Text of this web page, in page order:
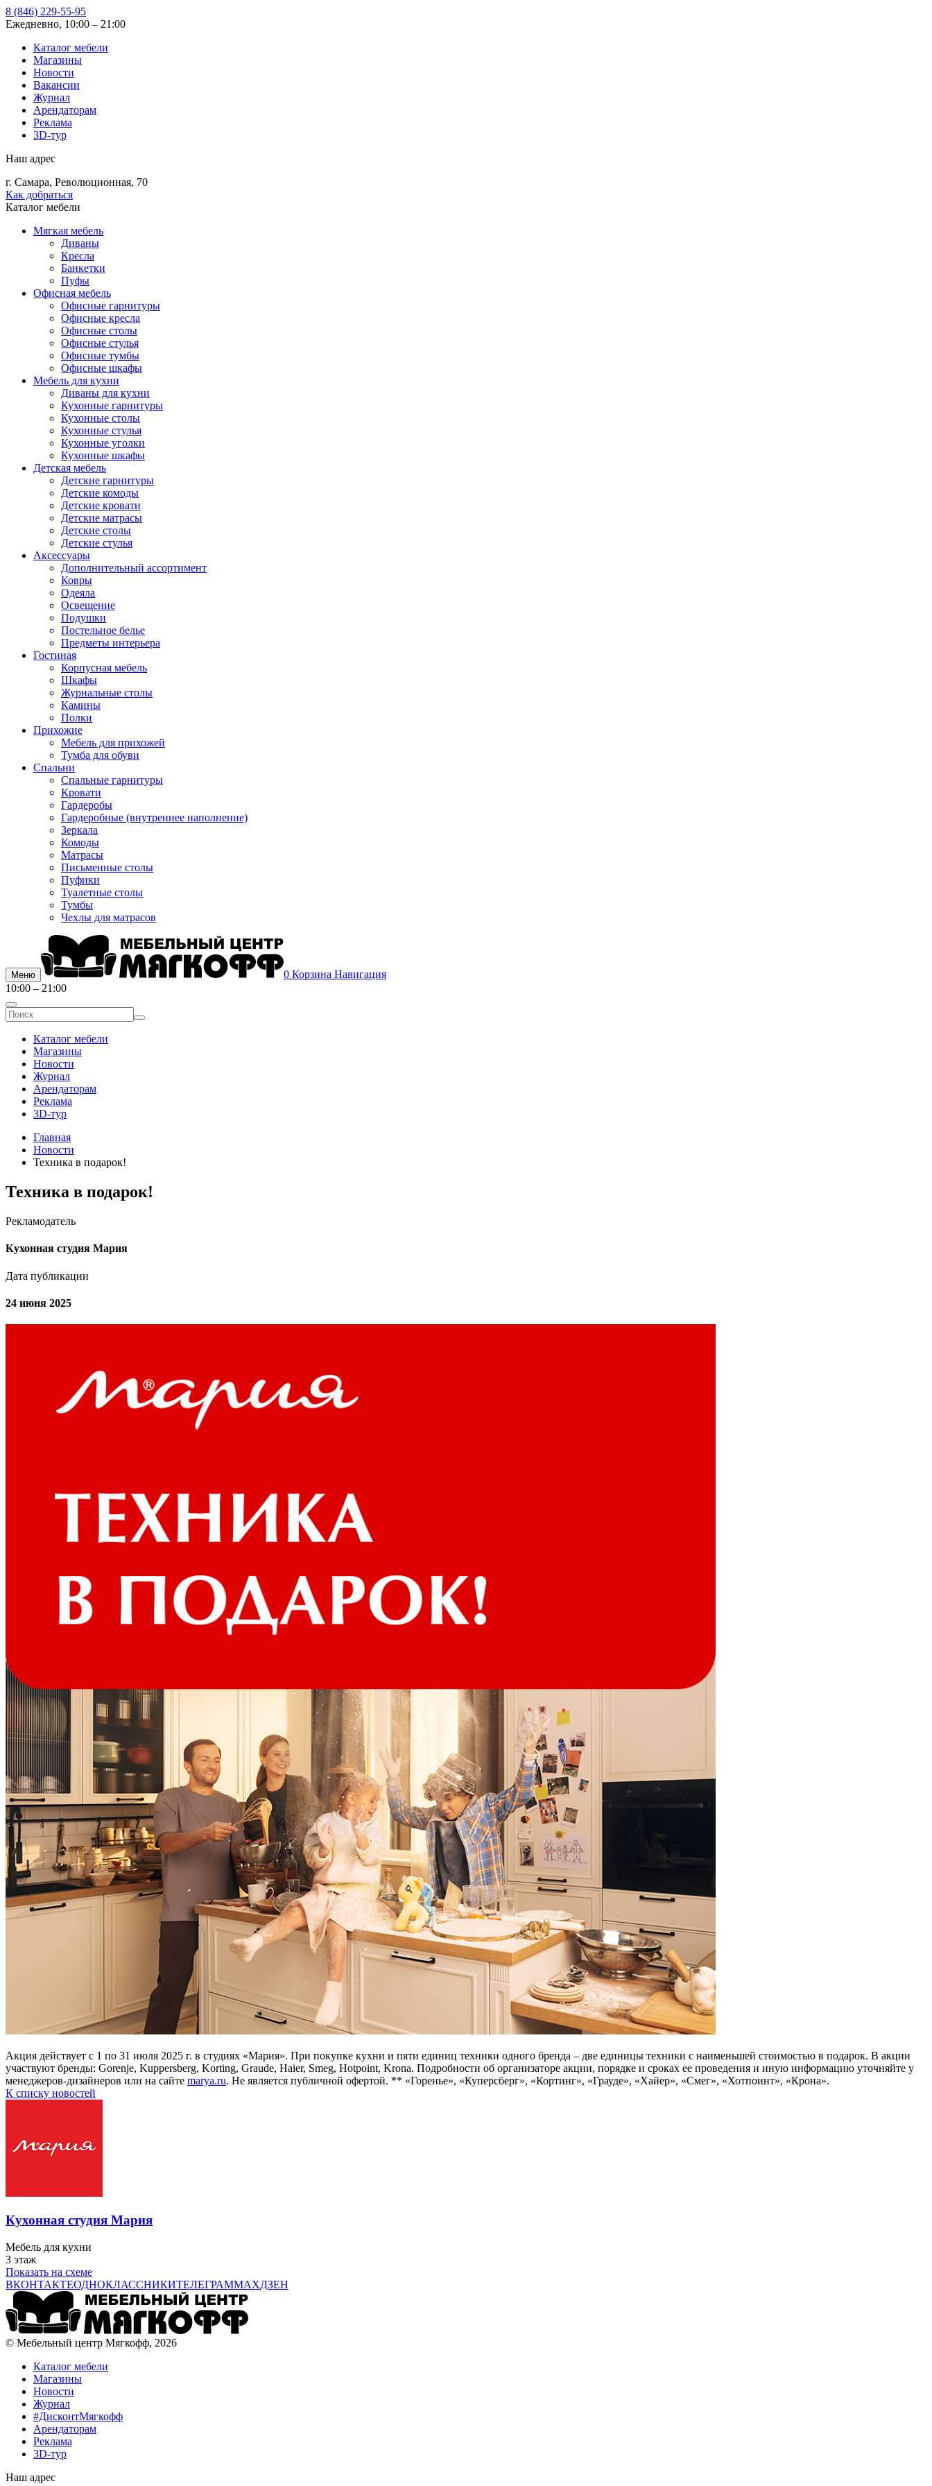
8 (846) 229-55-95
Ежедневно, 10:00 – 21:00
Каталог мебели
Магазины
Новости
Вакансии
Журнал
Арендаторам
Реклама
3D-тур
Наш адрес
г. Самара, Революционная, 70
Как добраться
Каталог мебели
Мягкая мебель
Диваны
Кресла
Банкетки
Пуфы
Офисная мебель
Офисные гарнитуры
Офисные кресла
Офисные столы
Офисные стулья
Офисные тумбы
Офисные шкафы
Мебель для кухни
Диваны для кухни
Кухонные гарнитуры
Кухонные столы
Кухонные стулья
Кухонные уголки
Кухонные шкафы
Детская мебель
Детские гарнитуры
Детские комоды
Детские кровати
Детские матрасы
Детские столы
Детские стулья
Аксессуары
Дополнительный ассортимент
Ковры
Одеяла
Освещение
Подушки
Постельное белье
Предметы интерьера
Гостиная
Корпусная мебель
Шкафы
Журнальные столы
Камины
Полки
Прихожие
Мебель для прихожей
Тумба для обуви
Спальни
Спальные гарнитуры
Кровати
Гардеробы
Гардеробные (внутреннее наполнение)
Зеркала
Комоды
Матрасы
Письменные столы
Пуфики
Туалетные столы
Тумбы
Чехлы для матрасов
Меню 0 Корзина Навигация
10:00 – 21:00
Каталог мебели
Магазины
Новости
Журнал
Арендаторам
Реклама
3D-тур
Главная
Новости
Техника в подарок!
Техника в подарок!
Рекламодатель
Кухонная студия Мария
Дата публикации
24 июня 2025
Акция действует с 1 по 31 июля 2025 г. в студиях «Мария». При покупке кухни и пяти единиц техники одного бренда – две единицы техники с наименьшей стоимостью в подарок. В акции
участвуют бренды: Gorenje, Kuppersberg, Korting, Graude, Haier, Smeg, Hotpoint, Krona. Подробности об организаторе акции, порядке и сроках ее проведения и иную информацию уточняйте у
менеджеров-дизайнеров или на сайте marya.ru. Не является публичной офертой. ** «Горенье», «Куперсберг», «Кортинг», «Грауде», «Хайер», «Смег», «Хотпоинт», «Крона».
К списку новостей
Кухонная студия Мария
Мебель для кухни
3 этаж
Показать на схеме
ВКОНТАКТЕОДНОКЛАССНИКИТЕЛЕГРАМMAXДЗЕН
© Мебельный центр Мягкофф, 2026
Каталог мебели
Магазины
Новости
Журнал
#ДисконтМягкофф
Арендаторам
Реклама
3D-тур
Наш адрес